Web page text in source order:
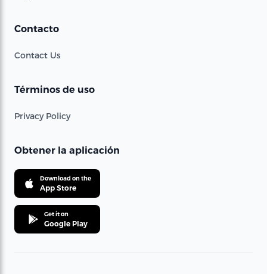
Contacto
Contact Us
Términos de uso
Privacy Policy
Obtener la aplicación
Download on the
App Store
Get it on
Google Play